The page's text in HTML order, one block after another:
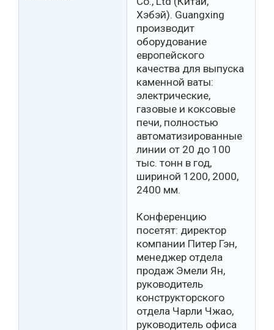
Хэбэй). Guangxing
производит
оборудование
европейского
качества для выпуска
каменной ваты:
электрические,
газовые и коксовые
печи, полностью
автоматизированные
линии от 20 до 100
тыс. тонн в год,
шириной 1200, 2000,
2400 мм.
Конференцию
посетят: директор
компании Питер Гэн,
менеджер отдела
продаж Эмели Ян,
руководитель
конструкторского
отдела Чарли Чжао,
руководитель офиса